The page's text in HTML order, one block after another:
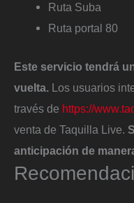
Ruta Suba
Ruta portal 80
Este servicio tendrá
vuelta. Los usuarios
través de https://
venta de Taquilla Live.
anticipación de